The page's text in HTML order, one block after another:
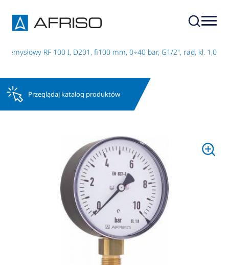
RF 100 I, D201, fi100 mm, 0÷40 bar, G1/2", rad, kl. 1,0
Przeglądaj katalog produktów